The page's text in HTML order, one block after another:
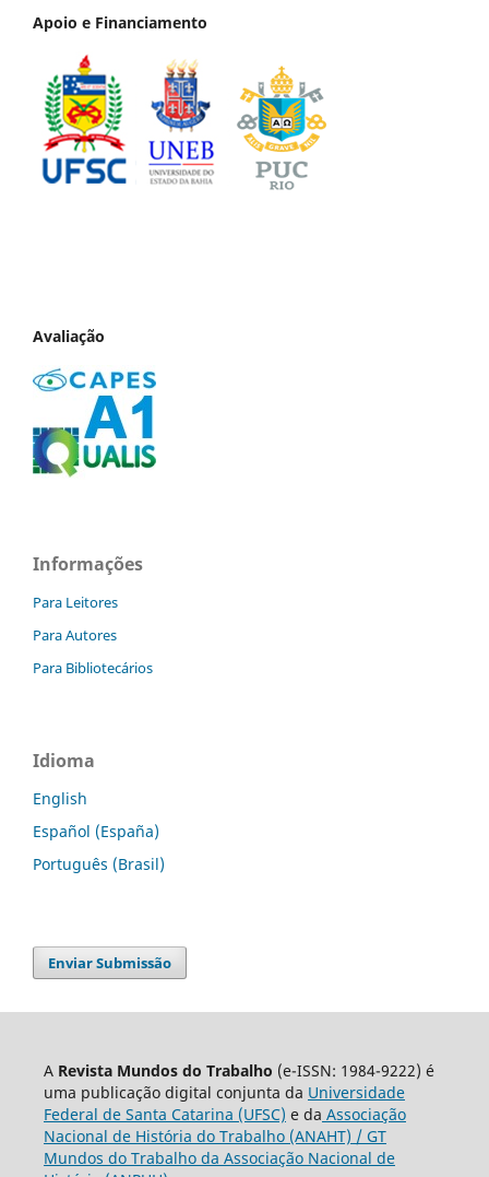
Apoio e Financiamento
Avaliação
Informações
Para Leitores
Para Autores
Para Bibliotecários
Idioma
English
Español (España)
Português (Brasil)
Enviar Submissão
A Revista Mundos do Trabalho (e-ISSN: 1984-9222) é
uma publicação digital conjunta da Universidade
Federal de Santa Catarina (UFSC) e da Associação
Nacional de História do Trabalho (ANAHT) / GT
Mundos do Trabalho da Associação Nacional de